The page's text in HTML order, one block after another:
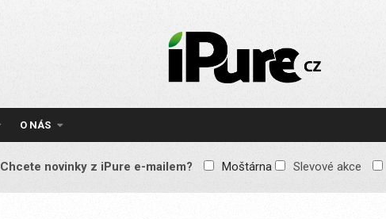
IPURE.CZ
Prémiový Apple e-
reklamy, žádné
obsah pro všechny
O NÁS
Chcete novinky z iPure e-mailem? Moštárna Slevové akce